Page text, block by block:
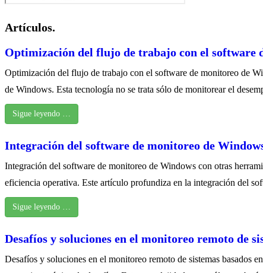
Artículos.
Optimización del flujo de trabajo con el software
Optimización del flujo de trabajo con el software de monitoreo de
de Windows. Esta tecnología no se trata sólo de monitorear el
Sigue leyendo …
Integración del software de monitoreo de
Integración del software de monitoreo de Windows con otras
eficiencia operativa. Este artículo profundiza en la integración del
Sigue leyendo …
Desafíos y soluciones en el monitoreo remoto de
Desafíos y soluciones en el monitoreo remoto de sistemas basados